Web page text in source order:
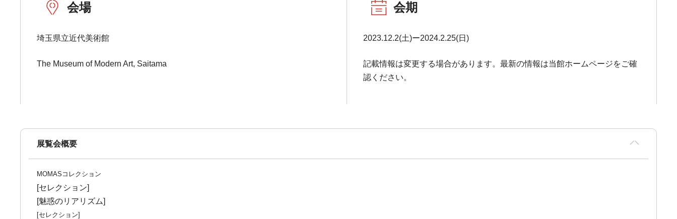
会場
埼玉県立近代美術館
The Museum of Modern Art, Saitama
会期
2023.12.2(土)ー2024.2.25(日)
記載情報は変更する場合があります。最新の情報は当館ホームページをご確
認ください。
展覧会概要
MOMASコレクション
[セレクション]
[魅惑のリアリズム]
[セレクション]